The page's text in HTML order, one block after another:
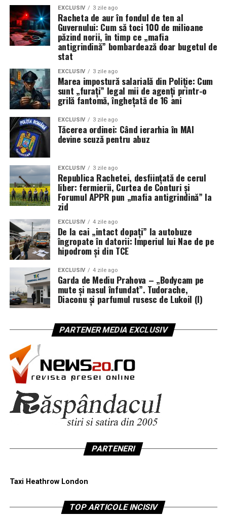
“MRI – Mayo Clinic.” Mayoclinic.Org, 2026,
https://www.mayoclinic.org/tests-
procedures/mri/about/pac-20384768. Accesat în
data de 25 Iunie 2026.
EXCLUSIV 3 zile ago
Racheta de aur în fondul de ten al
Guvernului: Cum să toci 100 de milioane
păzind norii, în timp ce „mafia
antigrindină” bombardează doar bugetul de
stat
EXCLUSIV 3 zile ago
Marea impostură salarială din Poliție: Cum
sunt „furați” legal mii de agenți printr-o
grilă fantomă, înghețată de 16 ani
EXCLUSIV 3 zile ago
Tăcerea ordinei: Când ierarhia în MAI
devine scuză pentru abuz
EXCLUSIV 3 zile ago
Republica Rachetei, desființată de cerul
liber: fermierii, Curtea de Conturi și
Forumul APPR pun „mafia antigrindină” la
zid
EXCLUSIV 4 zile ago
De la cai „intact dopați” la autobuze
îngropate în datorii: Imperiul lui Nae de pe
hipodrom și din TCE
EXCLUSIV 4 zile ago
Garda de Mediu Prahova – „Bodycam pe
mute și nasul înfundat”. Tudorache,
Diaconu și parfumul rusesc de Lukoil (I)
PARTENER MEDIA EXCLUSIV
PARTENERI
Taxi Heathrow London
TOP ARTICOLE INCISIV